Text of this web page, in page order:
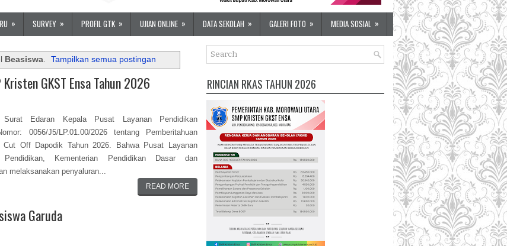
» SURVEY » PROFIL GTK » UJIAN ONLINE » DATA SEKOLAH » GALERI FOTO » MEDIA SOSIAL »
Beasiswa. Tampilkan semua postingan
GKST Ensa Tahun 2026
Surat Edaran Kepala Pusat Layanan Pendidikan
0056/J5/LP.01.00/2026 tentang Pemberitahuan
Cut Off Dapodik Tahun 2026. Bahwa Pusat Layanan
Pendidikan, Kementerian Pendidikan Dasar dan
melaksanakan penyaluran...
READ MORE
Garuda
RINCIAN RKAS TAHUN 2026